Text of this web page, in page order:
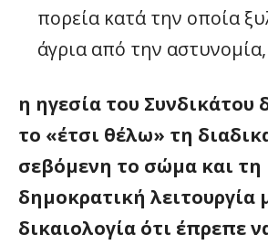
πορεία κατά την οποία
άγρια από την αστυνομία,
η ηγεσία του Συνδικάτου
το «έτσι θέλω» τη
σεβόμενη το σώμα και τη
δημοκρατική λειτουργία
δικαιολογία ότι έπρεπε